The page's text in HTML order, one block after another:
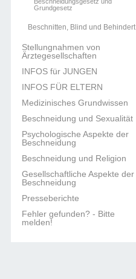
Grundgesetz
Beschnitten, Blind und Behindert
Stellungnahmen von
Ärztegesellschaften
INFOS für JUNGEN
INFOS FÜR ELTERN
Medizinisches Grundwissen
Beschneidung und Sexualität
Psychologische Aspekte der
Beschneidung
Beschneidung und Religion
Gesellschaftliche Aspekte der
Beschneidung
Presseberichte
Fehler gefunden? - Bitte
melden!